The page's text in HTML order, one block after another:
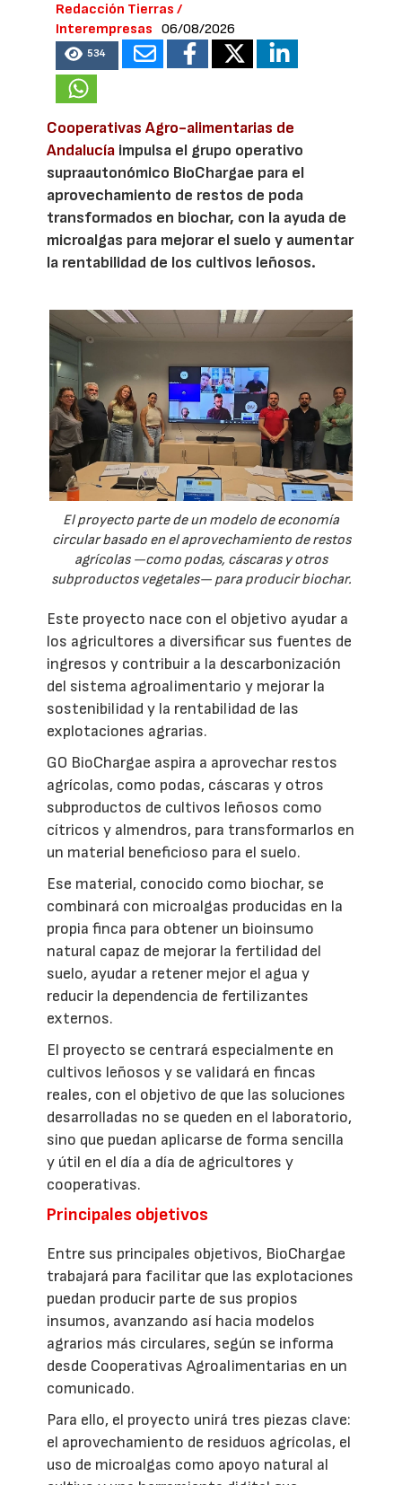
Redacción Tierras /
Interempresas
06/08/2026
534
Cooperativas Agro-alimentarias de
Andalucía impulsa el grupo operativo
supraautonómico BioChargae para el
aprovechamiento de restos de poda
transformados en biochar, con la ayuda de
microalgas para mejorar el suelo y aumentar
la rentabilidad de los cultivos leñosos.
El proyecto parte de un modelo de economía
circular basado en el aprovechamiento de restos
agrícolas —como podas, cáscaras y otros
subproductos vegetales— para producir biochar.
Este proyecto nace con el objetivo ayudar a
los agricultores a diversificar sus fuentes de
ingresos y contribuir a la descarbonización
del sistema agroalimentario y mejorar la
sostenibilidad y la rentabilidad de las
explotaciones agrarias.
GO BioChargae aspira a aprovechar restos
agrícolas, como podas, cáscaras y otros
subproductos de cultivos leñosos como
cítricos y almendros, para transformarlos en
un material beneficioso para el suelo.
Ese material, conocido como biochar, se
combinará con microalgas producidas en la
propia finca para obtener un bioinsumo
natural capaz de mejorar la fertilidad del
suelo, ayudar a retener mejor el agua y
reducir la dependencia de fertilizantes
externos.
El proyecto se centrará especialmente en
cultivos leñosos y se validará en fincas
reales, con el objetivo de que las soluciones
desarrolladas no se queden en el laboratorio,
sino que puedan aplicarse de forma sencilla
y útil en el día a día de agricultores y
cooperativas.
Principales objetivos
Entre sus principales objetivos, BioChargae
trabajará para facilitar que las explotaciones
puedan producir parte de sus propios
insumos, avanzando así hacia modelos
agrarios más circulares, según se informa
desde Cooperativas Agroalimentarias en un
comunicado.
Para ello, el proyecto unirá tres piezas clave:
el aprovechamiento de residuos agrícolas, el
uso de microalgas como apoyo natural al